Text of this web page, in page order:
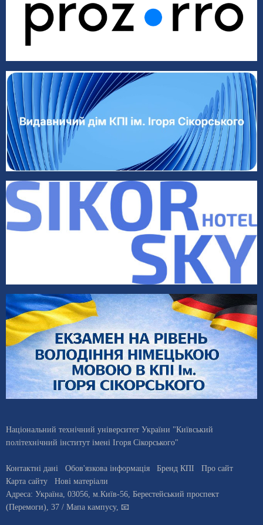
Національний технічний університет України "Київський
політехнічний інститут імені Ігоря Сікорського"
Контактні дані Обов'язкова інформація Бренд КПІ
Про сайт
Карта сайту
Нові матеріали
Адреса: Україна 03056 , м. Київ-56, Берестейський проспект
(Перемоги), 37 / Мапа кампусу, 📧